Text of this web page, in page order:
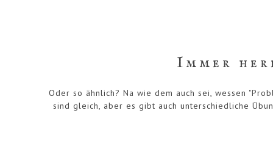
Immer
Oder so ähnlich? Na wie dem auch sei, wessen
sind gleich, aber es gibt auch unterschiedliche